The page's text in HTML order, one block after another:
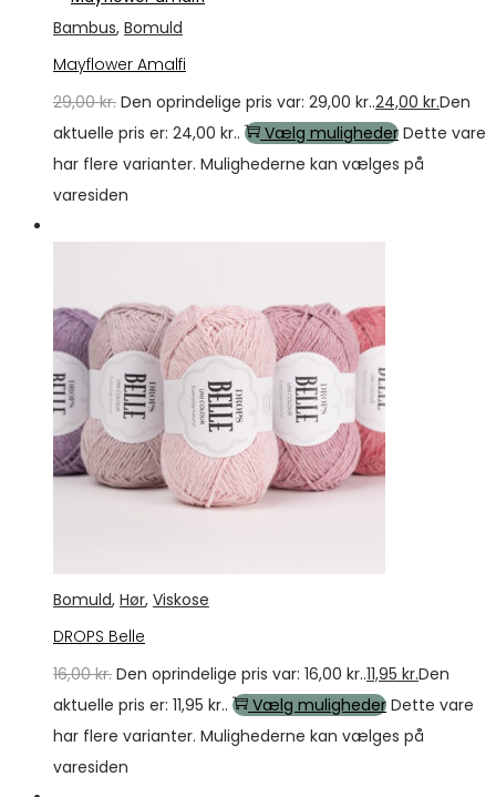
Bambus, Bomuld
Mayflower Amalfi
29,00kr. Den oprindelige pris var: 29,00 kr..24,00 kr.Den
aktuelle pris er: 24,00 kr..
Vælg muligheder Dette vare
har flere varianter. Mulighederne kan vælges på
varesiden
Bomuld, Hør, Viskose
DROPS Belle
16,00kr. Den oprindelige pris var: 16,00 kr..11,95 kr.Den
aktuelle pris er: 11,95 kr..
Vælg muligheder Dette vare
har flere varianter. Mulighederne kan vælges på
varesiden